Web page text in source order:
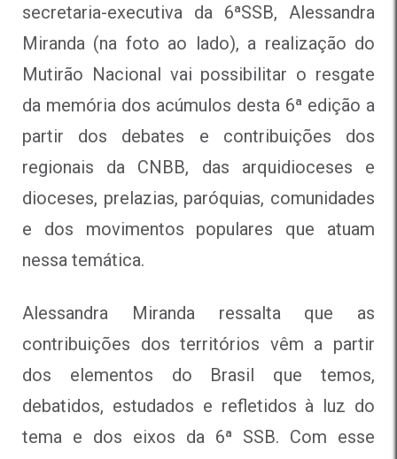
secretaria-executiva da 6ªSSB, Alessandra
Miranda (na foto ao lado), a realização do
Mutirão Nacional vai possibilitar o resgate
da memória dos acúmulos desta 6ª edição a
partir dos debates e contribuições dos
regionais da CNBB, das arquidioceses e
dioceses, prelazias, paróquias, comunidades
e dos movimentos populares que atuam
nessa temática.
Alessandra Miranda ressalta que as
contribuições dos territórios vêm a partir
dos elementos do Brasil que temos,
debatidos, estudados e refletidos à luz do
tema e dos eixos da 6ª SSB. Com esse